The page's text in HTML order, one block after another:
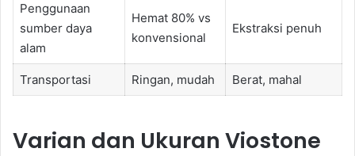
Penggunaan
sumber daya
alam
Hemat 80% vs
konvensional
Ekstraksi penuh
Transportasi Ringan, mudah Berat, mahal
Varian dan Ukuran Viostone